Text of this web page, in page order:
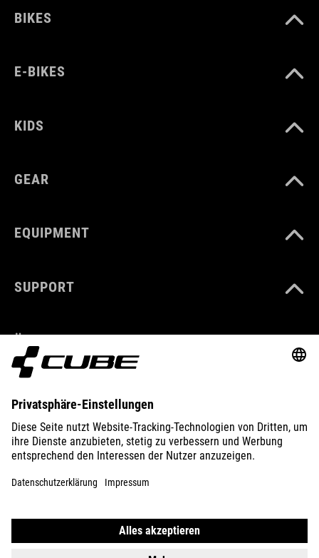
BIKES
E-BIKES
KIDS
GEAR
EQUIPMENT
SUPPORT
ÜBER UNS